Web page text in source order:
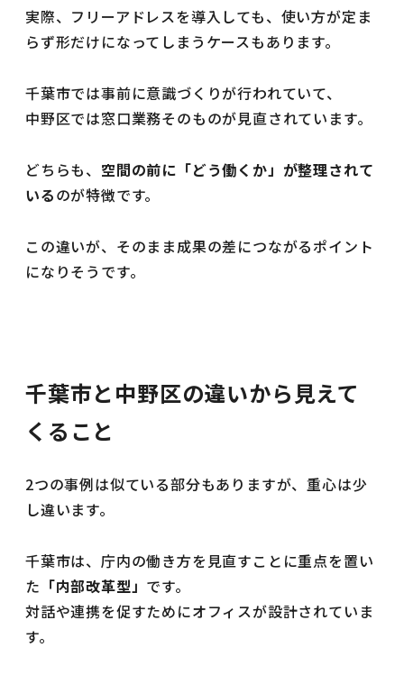
実際、フリーアドレスを導入しても、使い方が定ま
らず形だけになってしまうケースもあります。
千葉市では事前に意識づくりが行われていて、
中野区では窓口業務そのものが見直されています。
どちらも、 空間の前に「どう働くか」が整理されて
いるのが特徴です。
この違いが、そのまま成果の差につながるポイント
になりそうです。
千葉市と中野区の違いから見えて
くること
2つの事例は似ている部分もありますが、重心は少
し違います。
千葉市は、庁内の働き方を見直すことに重点を置い
た 「内部改革型」 です。
対話や連携を促すためにオフィスが設計されていま
す。